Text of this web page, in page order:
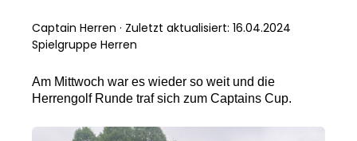
Captain Herren · Zuletzt aktualisiert: 16.04.2024
Spielgruppe Herren
Am Mittwoch war es wieder so weit und die
Herrengolf Runde traf sich zum Captains Cup.